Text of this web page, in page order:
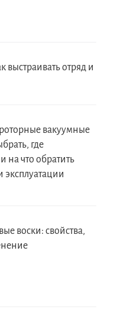
выстраивать отряд и
вакуумные
где
на что обратить
воски: свойства,